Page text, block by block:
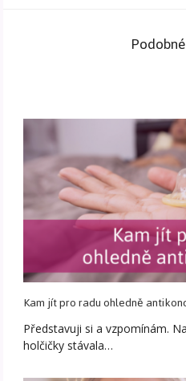
Kam jít pro radu ohledně
Představuji si a vzpomínám.
holčičky stávala…